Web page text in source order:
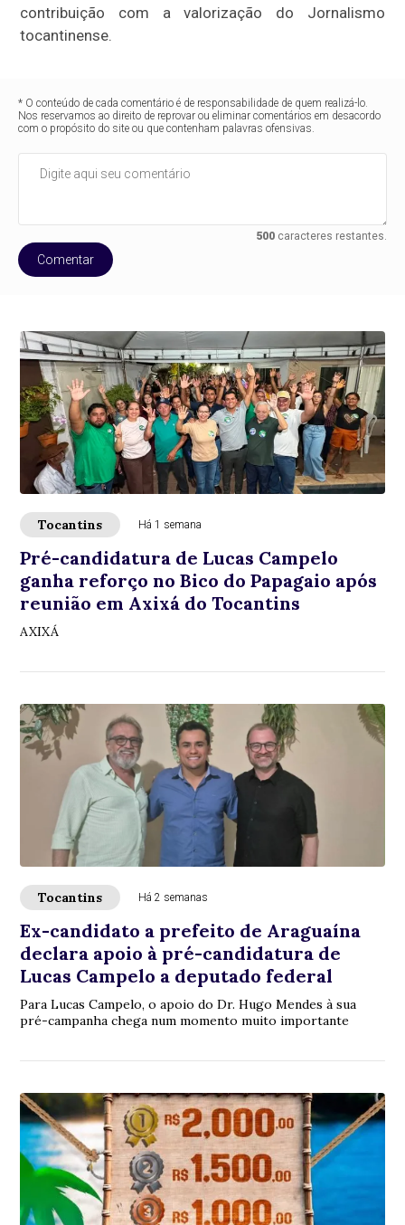
contribuição com a valorização do Jornalismo
tocantinense.
* O conteúdo de cada comentário é de responsabilidade de quem realizá-lo.
Nos reservamos ao direito de reprovar ou eliminar comentários em desacordo
com o propósito do site ou que contenham palavras ofensivas.
500caracteres restantes.
Comentar
Tocantins Há 1 semana
Pré-candidatura de Lucas Campelo
ganha reforço no Bico do Papagaio após
reunião em Axixá do Tocantins
AXIXÁ
Tocantins Há 2 semanas
Ex-candidato a prefeito de Araguaína
declara apoio à pré-candidatura de
Lucas Campelo a deputado federal
Para Lucas Campelo, o apoio do Dr. Hugo Mendes à sua
pré-campanha chega num momento muito importante